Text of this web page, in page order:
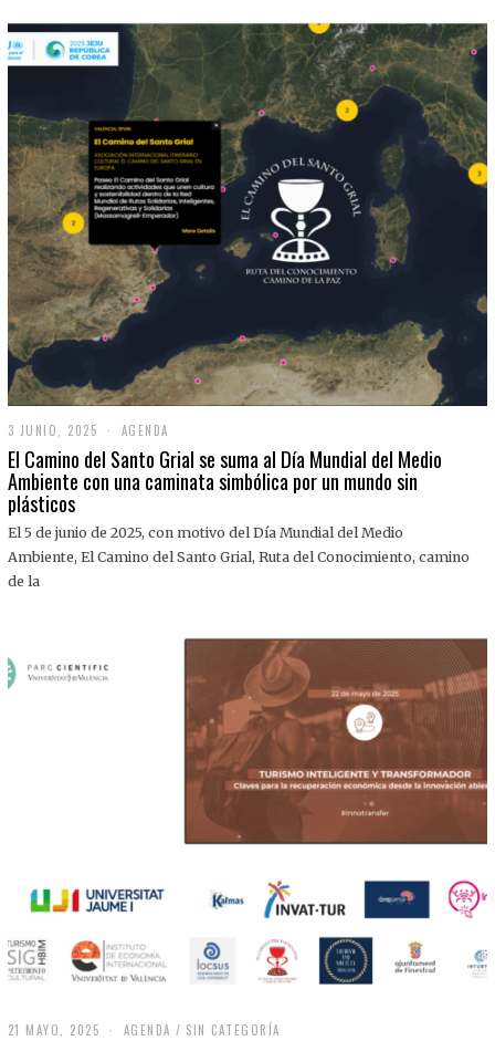
0
2
5
3 JUNIO, 2025
J
U
N
,
0
AGENDA
El Camino del Santo Grial se suma al Día Mundial del Medio
Ambiente con una caminata simbólica por un mundo sin
plásticos
El 5 de junio de 2025, con motivo del Día Mundial del Medio
Ambiente, El Camino del Santo Grial, Ruta del Conocimiento, camino
de la
21 MAYO, 2025 AGENDA / SIN CATEGORÍA